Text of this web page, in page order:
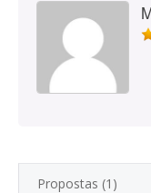
Propostas (1)